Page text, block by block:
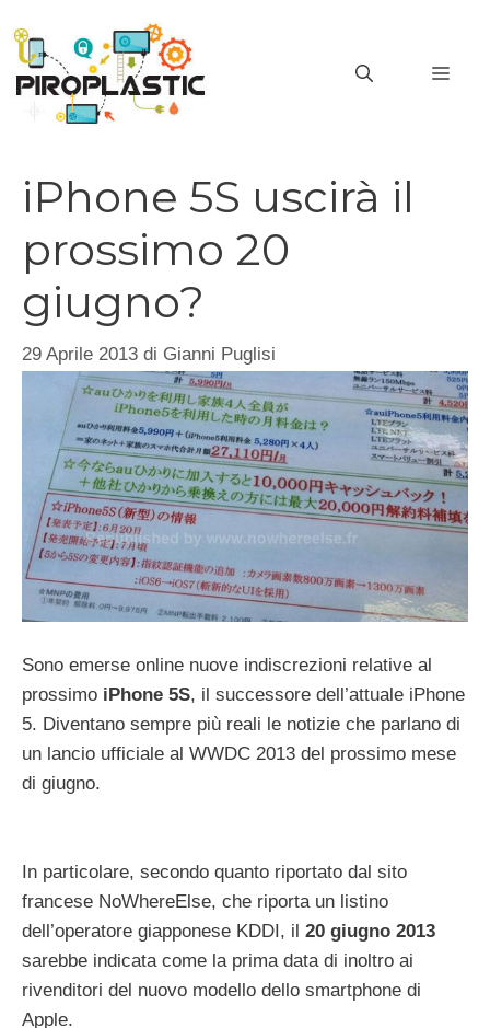
contenuto
iPhone 5S uscirà il
prossimo 20
giugno?
29 Aprile 2013 di Gianni Puglisi
Sono emerse online nuove indiscrezioni relative al
prossimo iPhone 5S, il successore dell’attuale iPhone
5. Diventano sempre più reali le notizie che parlano di
un lancio ufficiale al WWDC 2013 del prossimo mese
di giugno.
In particolare, secondo quanto riportato dal sito
francese NoWhereElse, che riporta un listino
dell’operatore giapponese KDDI, il 20 giugno 2013
sarebbe indicata come la prima data di inoltro ai
rivenditori del nuovo modello dello smartphone di
Apple.